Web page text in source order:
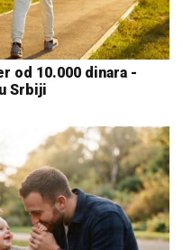
od 10.000 dinara -
Srbiji